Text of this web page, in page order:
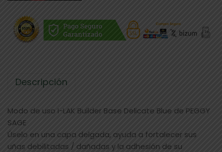
Descripción
Modo de uso I-LAK Builder Base Delicate Blue de PEGGY
SAGE
Úselo en una capa delgada, ayuda a fortalecer sus
uñas debilitadas / dañadas y la adhesión de su